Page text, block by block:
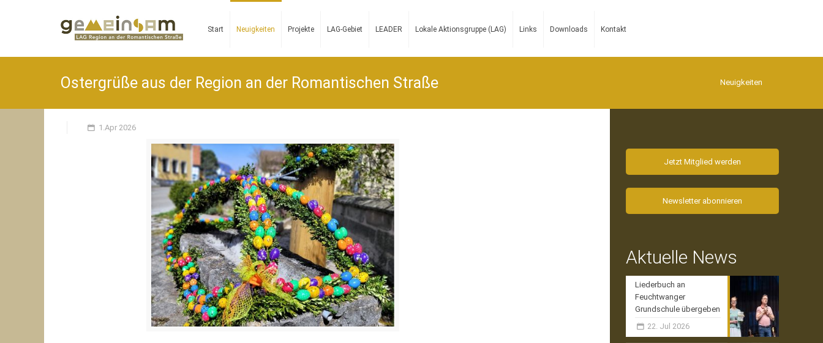
Start Neuigkeiten Projekte LAG-Gebiet LEADER Lokale Aktionsgruppe (LAG) Links Downloads Kontakt
Ostergrüße aus der Region an der Romantischen Straße Neuigkeiten
1.Apr 2026
Jetzt Mitglied werden
Newsletter abonnieren
Aktuelle News
Liederbuch an
Feuchtwanger
Grundschule übergeben
22. Jul 2026